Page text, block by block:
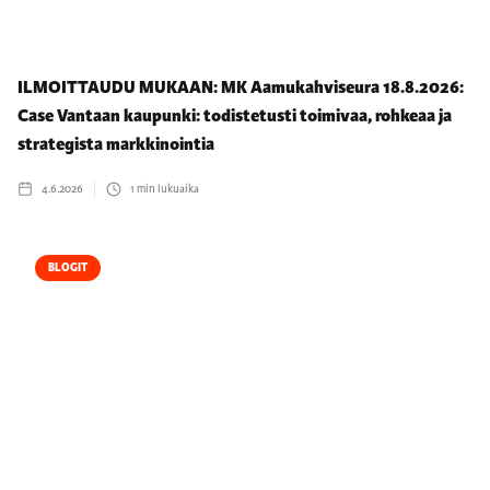
ILMOITTAUDU MUKAAN: MK Aamukahviseura 18.8.2026:
Case Vantaan kaupunki: todistetusti toimivaa, rohkeaa ja
strategista markkinointia
4.6.2026 1 min lukuaika
BLOGIT